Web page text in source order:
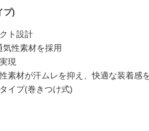
プ)
ト設計
性素材を採用
現
素材が汗ムレを抑え、快適な装着感
イプ(巻きつけ式)